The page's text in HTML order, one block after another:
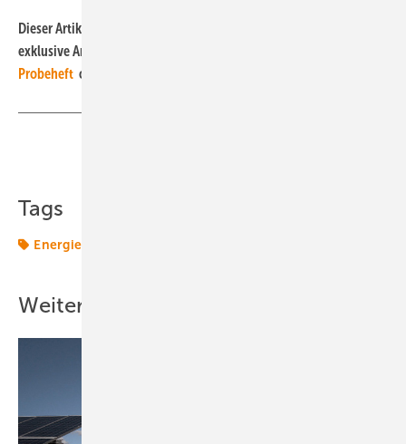
Dieser Artikel ist in unserem Print-Magazin erschienen. Mehr
exklusive Artikel erhalten Sie, wenn Sie jetzt ein
Probeheft online bestellen.
Tags
Energiemarkt
Weitere Inhalte